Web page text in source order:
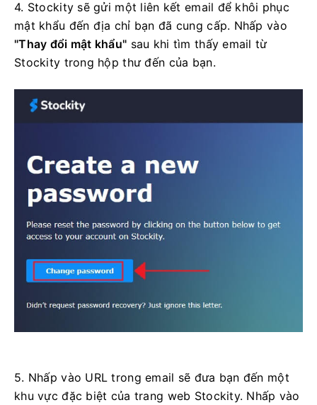
4. Stockity sẽ gửi một liên kết email để khôi phục
mật khẩu đến địa chỉ bạn đã cung cấp. Nhấp vào
"Thay đổi mật khẩu" sau khi tìm thấy email từ
Stockity trong hộp thư đến của bạn.
5. Nhấp vào URL trong email sẽ đưa bạn đến một
khu vực đặc biệt của trang web Stockity. Nhấp vào